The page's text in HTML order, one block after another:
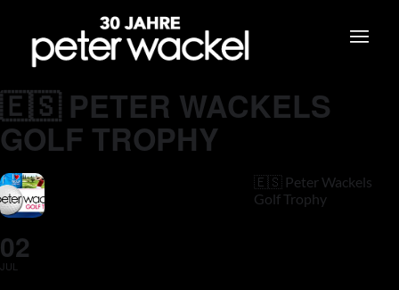
🇪🇸 PETER WACKELS
GOLF TROPHY
02
JUL
🇪🇸 Peter Wackels
Golf Trophy